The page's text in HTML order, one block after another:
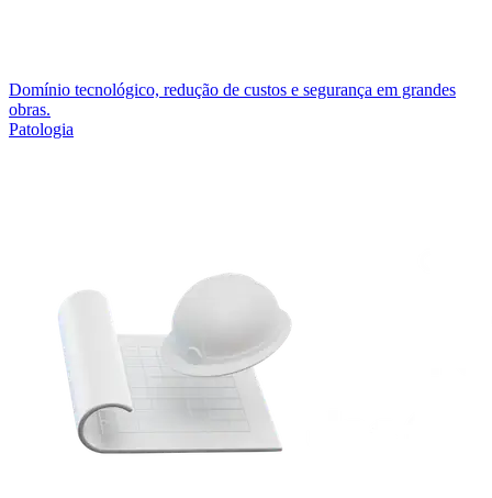
Domínio tecnológico, redução de custos e segurança em grandes
obras.
Patologia